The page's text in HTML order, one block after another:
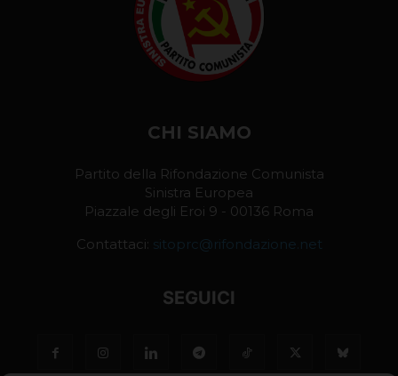
CHI SIAMO
Partito della Rifondazione Comunista
Sinistra Europea
Piazzale degli Eroi 9 - 00136 Roma
Contattaci: sitoprc@rifondazione.net
SEGUICI